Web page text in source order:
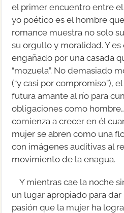
el primer encuentro entre el
yo poético es el hombre
romance muestra no solo
su orgullo y moralidad. Y
engañado por una casada
“mozuela”. No demasiado
(“y casi por compromiso”),
futura amante al río para
obligaciones como
comienza a crecer en él
mujer se abren como una
con imágenes auditivas al
movimiento de la enagua.
Y mientras cae la noche
un lugar apropiado para
pasión que la mujer ha